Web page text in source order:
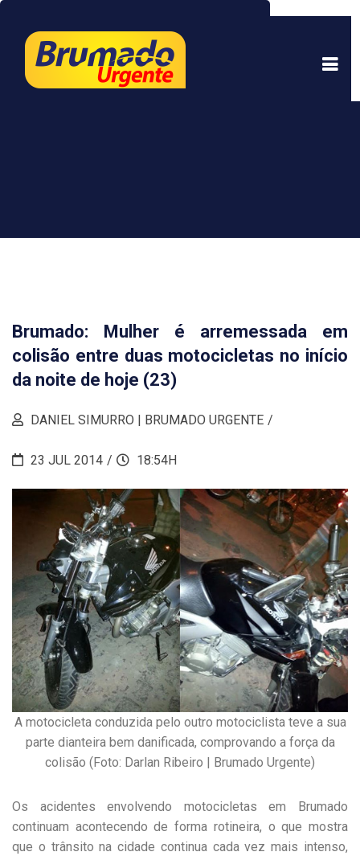
experiência. Ao continuar a navegar, você está
de acordo com isso.Saber mais.
Brumado: Mulher é arremessada em
colisão entre duas motocicletas no início
da noite de hoje (23)
DANIEL SIMURRO | BRUMADO URGENTE
23 JUL 2014 18:54H
A motocicleta conduzida pelo outro motociclista teve a sua
parte dianteira bem danificada, comprovando a força da
colisão (Foto: Darlan Ribeiro | Brumado Urgente)
Os acidentes envolvendo motocicletas em Brumado
continuam acontecendo de forma rotineira, o que mostra
que o trânsito na cidade continua cada vez mais intenso,